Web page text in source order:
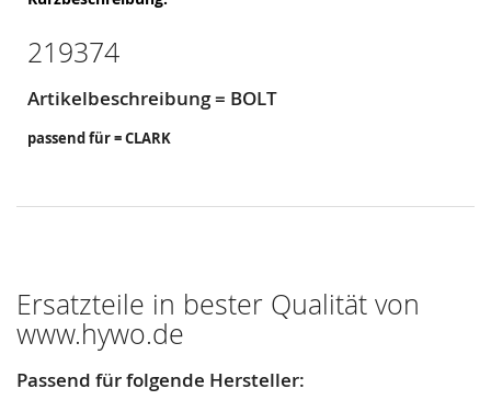
219374
Artikelbeschreibung = BOLT
passend für = CLARK
Ersatzteile in bester Qualität von
www.hywo.de
Passend für folgende Hersteller: